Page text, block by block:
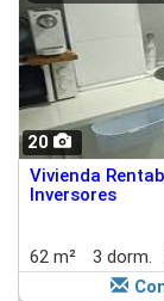
20
Vivienda
Inversores
62 m² 3 dorm.